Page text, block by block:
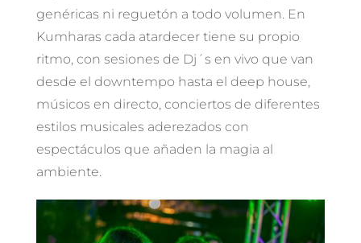
genéricas ni reguetón a todo volumen. En
Kumharas cada atardecer tiene su propio
ritmo, con sesiones de Dj´s en vivo que van
desde el downtempo hasta el deep house,
músicos en directo, conciertos de diferentes
estilos musicales aderezados con
espectáculos que añaden la magia al
ambiente.